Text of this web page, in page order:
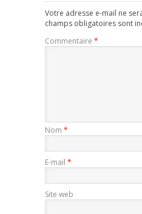
Votre adresse e-mail ne
champs obligatoires sont
Commentaire *
Nom *
E-mail *
Site web